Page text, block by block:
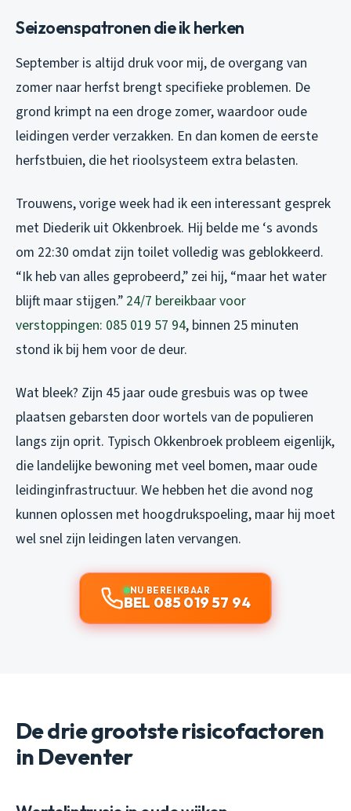
Seizoenspatronen die ik herken
September is altijd druk voor mij, de overgang van
zomer naar herfst brengt specifieke problemen. De
grond krimpt na een droge zomer, waardoor oude
leidingen verder verzakken. En dan komen de eerste
herfstbuien, die het rioolsysteem extra belasten.
Trouwens, vorige week had ik een interessant gesprek
met Diederik uit Okkenbroek. Hij belde me ‘s avonds
om 22:30 omdat zijn toilet volledig was geblokkeerd.
“Ik heb van alles geprobeerd,” zei hij, “maar het water
blijft maar stijgen.” 24/7 bereikbaar voor
verstoppingen: 085 019 57 94, binnen 25 minuten
stond ik bij hem voor de deur.
Wat bleek? Zijn 45 jaar oude gresbuis was op twee
plaatsen gebarsten door wortels van de populieren
langs zijn oprit. Typisch Okkenbroek probleem eigenlijk,
die landelijke bewoning met veel bomen, maar oude
leidinginfrastructuur. We hebben het die avond nog
kunnen oplossen met hoogdrukspoeling, maar hij moet
wel snel zijn leidingen laten vervangen.
NU BEREIKBAAR
BEL 085 019 57 94
De drie grootste risicofactoren
in Deventer